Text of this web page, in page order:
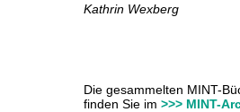
Kathrin Wexberg
Die gesammelten MINT-
finden Sie im >>> MINT-